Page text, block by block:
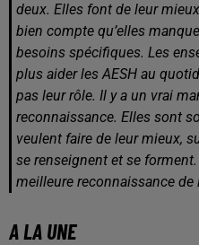
deux. Elles font de leur
bien compte qu’elles
besoins spécifiques. Les
plus aider les AESH au
pas leur rôle. Il y a un vrai
reconnaissance. Elles sont
veulent faire de leur mieux,
se renseignent et se
meilleure reconnaissance de
A LA UNE